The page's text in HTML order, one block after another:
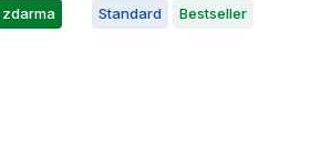
Standard Bestseller